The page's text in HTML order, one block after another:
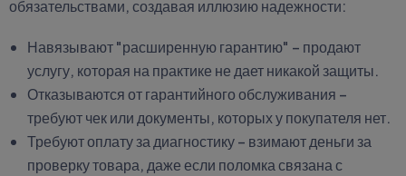
обязательствами, создавая иллюзию надежности:
Навязывают "расширенную гарантию" – продают
услугу, которая на практике не дает никакой защиты.
Отказываются от гарантийного обслуживания –
требуют чек или документы, которых у покупателя нет.
Требуют оплату за диагностику – взимают деньги за
проверку товара, даже если поломка связана с